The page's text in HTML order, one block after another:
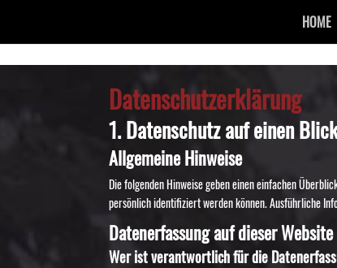
HOME
Datenschutz­erklärung
1. Datenschutz auf einen
Allgemeine Hinweise
Die folgenden Hinweise geben einen einfachen
persönlich identifiziert werden können. Ausführliche
Datenerfassung auf dieser Website
Wer ist verantwortlich für die